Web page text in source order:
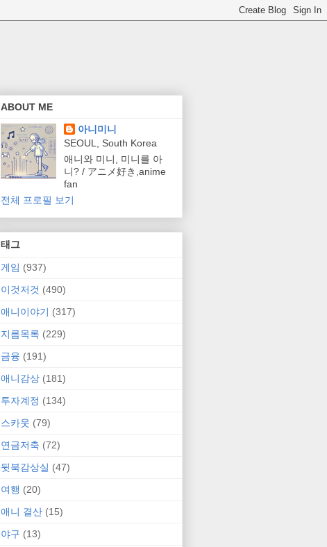
ABOUT ME
아니미니
SEOUL, South Korea
애니와 미니, 미니를 아
니? / アニメ好き,anime
fan
전체 프로필 보기
태그
게임 (937)
이것저것 (490)
애니이야기 (317)
지름목록 (229)
금융 (191)
애니감상 (181)
투자계정 (134)
스카웃 (79)
연금저축 (72)
뒷북감상실 (47)
여행 (20)
애니 결산 (15)
야구 (13)